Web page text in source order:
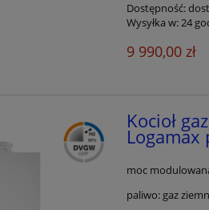
Dostępność:
Wysyłka w:24
9 990,00 zł
Kocioł
Logamax
moc
paliwo: gaz